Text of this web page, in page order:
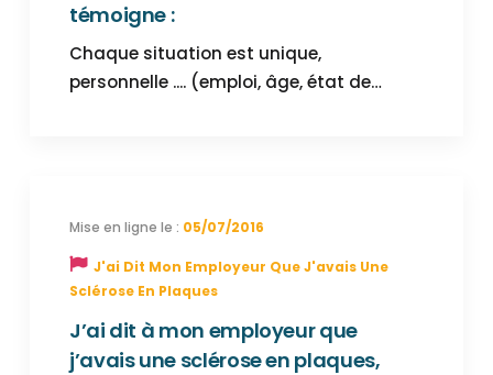
témoigne :
Chaque situation est unique,
personnelle .... (emploi, âge, état de…
05/07/2016
J'ai Dit Mon Employeur Que J'avais Une
Sclérose En Plaques
J’ai dit à mon employeur que
j’avais une sclérose en plaques,